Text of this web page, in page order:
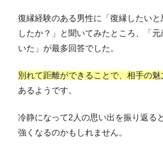
復縁経験のある男性に「復縁したい
したか？」と聞いてみたところ、「
いた」が最多回答でした。
別れて距離ができることで、相手の魅
あるようです。
冷静になって2人の思い出を振り返る
強くなるのかもしれません。